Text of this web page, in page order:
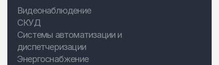
Видеонаблюдение
СКУД
Системы автоматизации и
диспетчеризации
Энергоснабжение